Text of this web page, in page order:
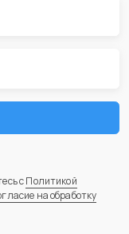
сПолитикой
на обработку